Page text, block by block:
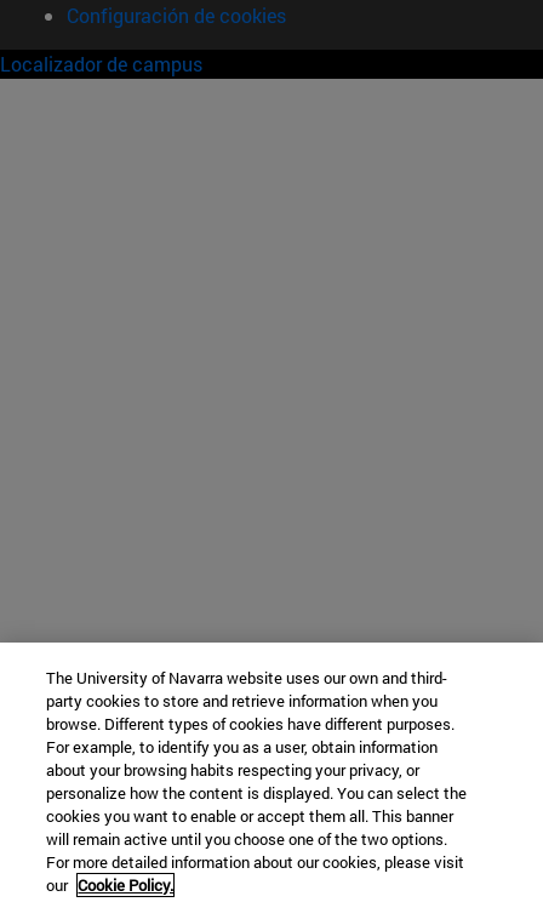
Configuración de cookies
Localizador de campus
The University of Navarra website uses our own and third-
party cookies to store and retrieve information when you
browse. Different types of cookies have different purposes.
For example, to identify you as a user, obtain information
about your browsing habits respecting your privacy, or
personalize how the content is displayed. You can select the
cookies you want to enable or accept them all. This banner
will remain active until you choose one of the two options.
For more detailed information about our cookies, please visit
our Cookie Policy.